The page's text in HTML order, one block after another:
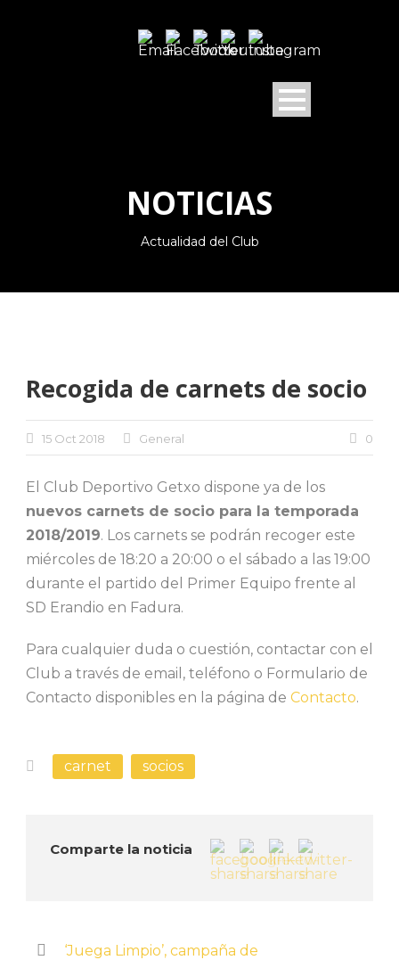
NOTICIAS
Actualidad del Club
Recogida de carnets de socio
15 Oct 2018 General 0
El Club Deportivo Getxo dispone ya de los
nuevos carnets de socio para la temporada
2018/2019. Los carnets se podrán recoger este
miércoles de 18:20 a 20:00 o el sábado a las 19:00
durante el partido del Primer Equipo frente al
SD Erandio en Fadura.
Para cualquier duda o cuestión, contactar con el
Club a través de email, teléfono o Formulario de
Contacto disponibles en la página de Contacto.
carnet socios
Comparte la noticia
‘Juega Limpio’, campaña de